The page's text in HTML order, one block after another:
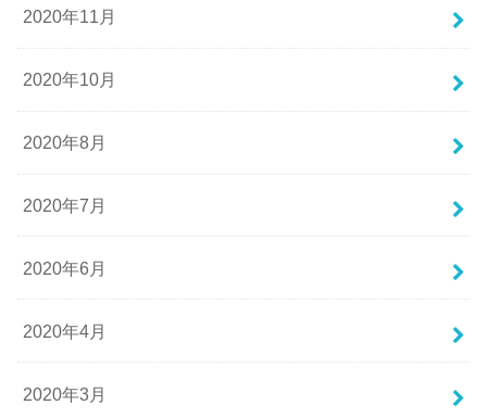
2020年11月
2020年10月
2020年8月
2020年7月
2020年6月
2020年4月
2020年3月